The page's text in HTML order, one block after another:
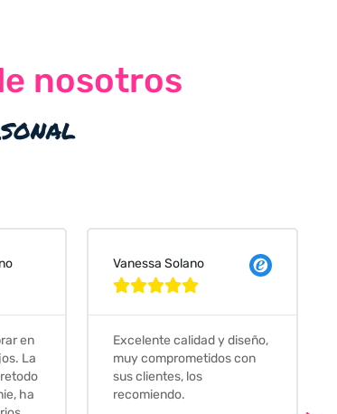
nosotros
diseño,
con
Judit Bonet Pardell

Que decir, si teneis que
comprar alguna baldosa
este és el sitio indicado! Yo
pedi una muestra y me